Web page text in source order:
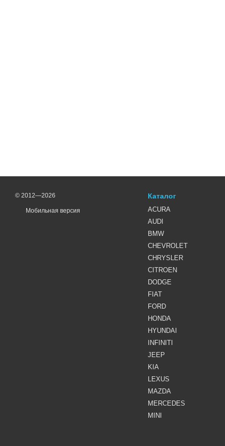
© 2012—2026
Мобильная версия
Каталог
ACURA
AUDI
BMW
CHEVROLET
CHRYSLER
CITROEN
DODGE
FIAT
FORD
HONDA
HYUNDAI
INFINITI
JEEP
KIA
LEXUS
MAZDA
MERCEDES
MINI